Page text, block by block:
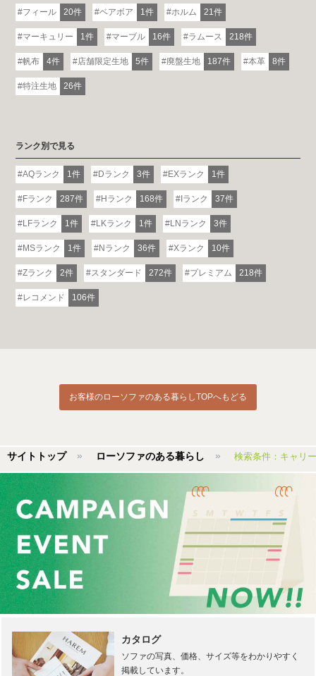
フィール 20件 ベアボア 1件 ホルム 21件
マーキュリー 1件 マーブル 16件 ラムース 218件
帆布 4件 店舗限定生地 5件 廃盤生地 187件 本革 8件
特注生地 26件
ランク別で見る
AQランク 1件 Dランク 3件 EXランク 1件
Fランク 287件 Hランク 168件 Iランク 37件
LFランク 1件 LKランク 1件 LNランク 3件
MSランク 1件 Nランク 36件 Xランク 10件
Zランク 2件 スタンダード 272件 プレミアム 218件
レコメンド 106件
お客様のローソファのある暮らしTOPへもどる
サイトトップ ローソファのある暮らし 検索条件：キャリ
カタログ
ソファの写真、価格、サイズ等をわかりやすく
掲載しています。